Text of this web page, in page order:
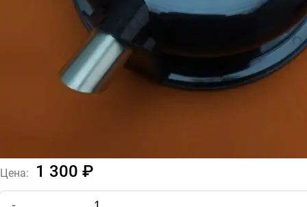
Цена: 1 300 ₽